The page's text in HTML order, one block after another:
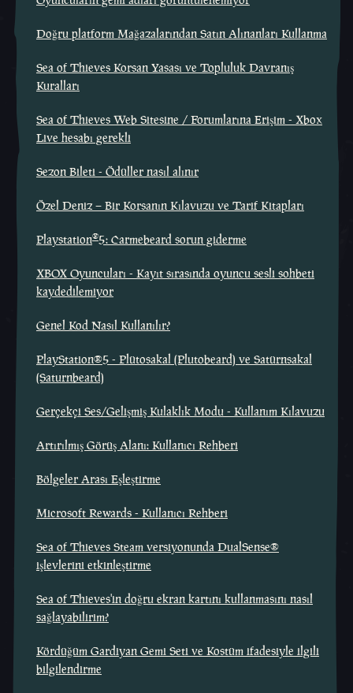
Doğru platform Mağazalarından Satın Alınanları Kullanma
Sea of Thieves Korsan Yasası ve Topluluk Davranış
Kuralları
Sea of Thieves Web Sitesine / Forumlarına Erişim - Xbox
Live hesabı gerekli
Sezon Bileti - Ödüller nasıl alınır
Özel Deniz – Bir Korsanın Kılavuzu ve Tarif Kitapları
Playstation®5: Carmebeard sorun giderme
XBOX Oyuncuları - Kayıt sırasında oyuncu sesli sohbeti
kaydedilemiyor
Genel Kod Nasıl Kullanılır?
PlayStation®5 - Plütosakal (Plutobeard) ve Satürnsakal
(Saturnbeard)
Gerçekçi Ses/Gelişmiş Kulaklık Modu - Kullanım Kılavuzu
Artırılmış Görüş Alanı: Kullanıcı Rehberi
Bölgeler Arası Eşleştirme
Microsoft Rewards - Kullanıcı Rehberi
Sea of Thieves Steam versiyonunda DualSense®
işlevlerini etkinleştirme
Sea of Thieves'in doğru ekran kartını kullanmasını nasıl
sağlayabilirim?
Kördüğüm Gardiyan Gemi Seti ve Kostüm ifadesiyle ilgili
bilgilendirme